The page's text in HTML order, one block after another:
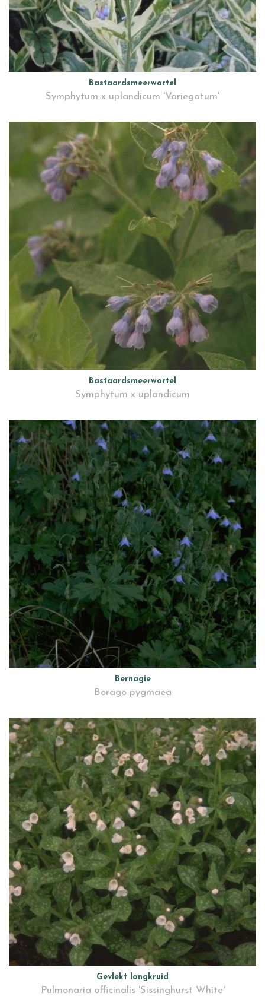
Bastaardsmeerwortel
Symphytum x uplandicum 'Variegatum'
Bastaardsmeerwortel
Symphytum x uplandicum
Bernagie
Borago pygmaea
Gevlekt longkruid
Pulmonaria officinalis 'Sissinghurst White'